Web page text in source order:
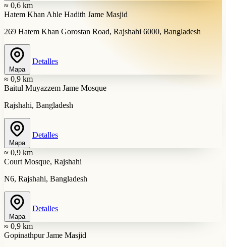
≈ 0,6 km
Hatem Khan Ahle Hadith Jame Masjid
269 Hatem Khan Gorostan Road, Rajshahi 6000, Bangladesh
Mapa
Detalles
≈ 0,9 km
Baitul Muyazzem Jame Mosque
Rajshahi, Bangladesh
Mapa
Detalles
≈ 0,9 km
Court Mosque, Rajshahi
N6, Rajshahi, Bangladesh
Mapa
Detalles
≈ 0,9 km
Gopinathpur Jame Masjid